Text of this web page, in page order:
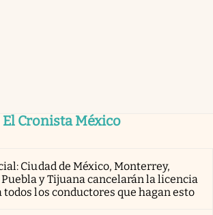
Cronista México
Ciudad de México, Monterrey,
y Tijuana cancelarán la licencia
todos los conductores que hagan esto